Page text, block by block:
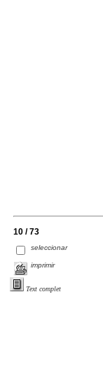
10 / 73
seleccionar
imprimir
Text complet